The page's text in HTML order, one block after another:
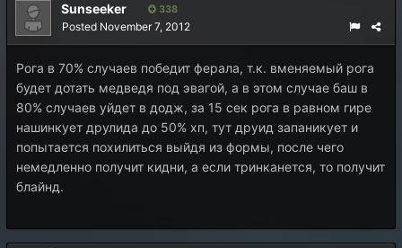
Sunseeker 338
Posted November 7, 2012
Рога в 70% случаев победит ферала, т.к. вменяемый рога
будет дотать медведя под эвагой, а в этом случае баш в
80% случаев уйдет в додж, за 15 сек рога в равном гире
нашинкует друлида до 50% хп, тут друид запаникует и
попытается похилиться выйдя из формы, после чего
немедленно получит кидни, а если тринканется, то получит
блайнд.